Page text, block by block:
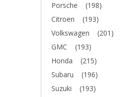
Porsche
(198)
Citroen
(193)
Volkswagen
(201)
GMC
(193)
Honda
(215)
Subaru
(196)
Suzuki
(193)